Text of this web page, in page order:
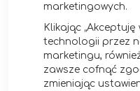
marketingowych.
Klikając
technologii przez
marketingu,
zawsze cofnąć
zmieniając